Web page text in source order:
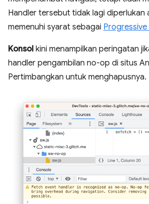
Handler tersebut tidak lagi diperlukan
memenuhi syarat sebagai
Konsol kini menampilkan peringatan
handler pengambilan no-op di situs
Pertimbangkan untuk menghapusnya.